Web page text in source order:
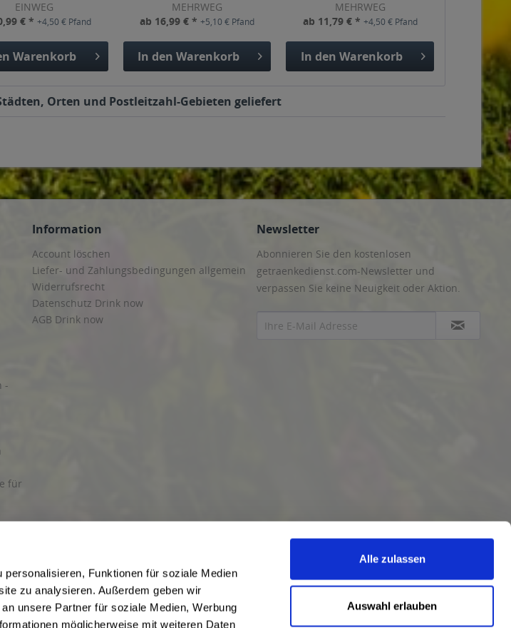
Funktionen für soziale Medien
zu analysieren. Außerdem geben wir
unsere Partner für soziale Medien, Werbung
möglicherweise mit weiteren Daten
Alle zulassen
Auswahl erlauben
EINWEG
€ *+4,50 € Pfand
Warenkorb
MEHRWEG
ab 16,99 € *+5,10 € Pfand
In den Warenkorb
MEHRWEG
ab 11,79 € * +4,50 € Pfand
In den Warenkorb
Orten und Postleitzahl-Gebieten geliefert
-
für
Information
Account löschen
Liefer- und Zahlungsbedingungen allgemein
Widerrufsrecht
Datenschutz Drink now
AGB Drink now
Newsletter
Abonnieren Sie den kostenlosen
getraenkedienst.com-Newsletter und
verpassen Sie keine Neuigkeit oder Aktion.